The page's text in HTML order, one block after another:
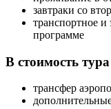
завтраки со
транспортное
программе
В стоимость
трансфер